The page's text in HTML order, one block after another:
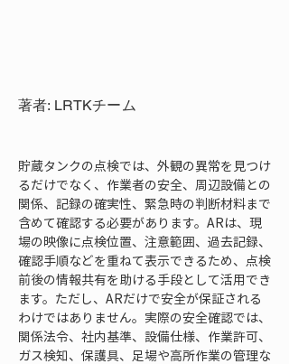
著者: LRTKチーム
貯蔵タンクの点検では、外観の異常を見つけ
るだけでなく、作業者の安全、周辺設備との
関係、記録の確実性、緊急時の判断材料まで
含めて確認する必要があります。ARは、現
場の映像に点検位置、注意範囲、過去記録、
確認手順などを重ねて表示できるため、点検
前後の情報共有を助ける手段として活用でき
ます。ただし、ARだけで安全が保証される
わけではありません。実際の安全確認では、
関係法令、社内基準、設備仕様、作業許可、
ガス検知、保護具、足場や高所作業の管理な